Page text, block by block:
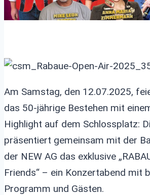
Am Samstag, den 12.07.2025,
das 50-jährige Bestehen mit
Highlight auf dem Schlossplatz:
präsentiert gemeinsam mit der
der NEW AG das exklusive
Friends“ – ein Konzertabend mit
Programm und Gästen.